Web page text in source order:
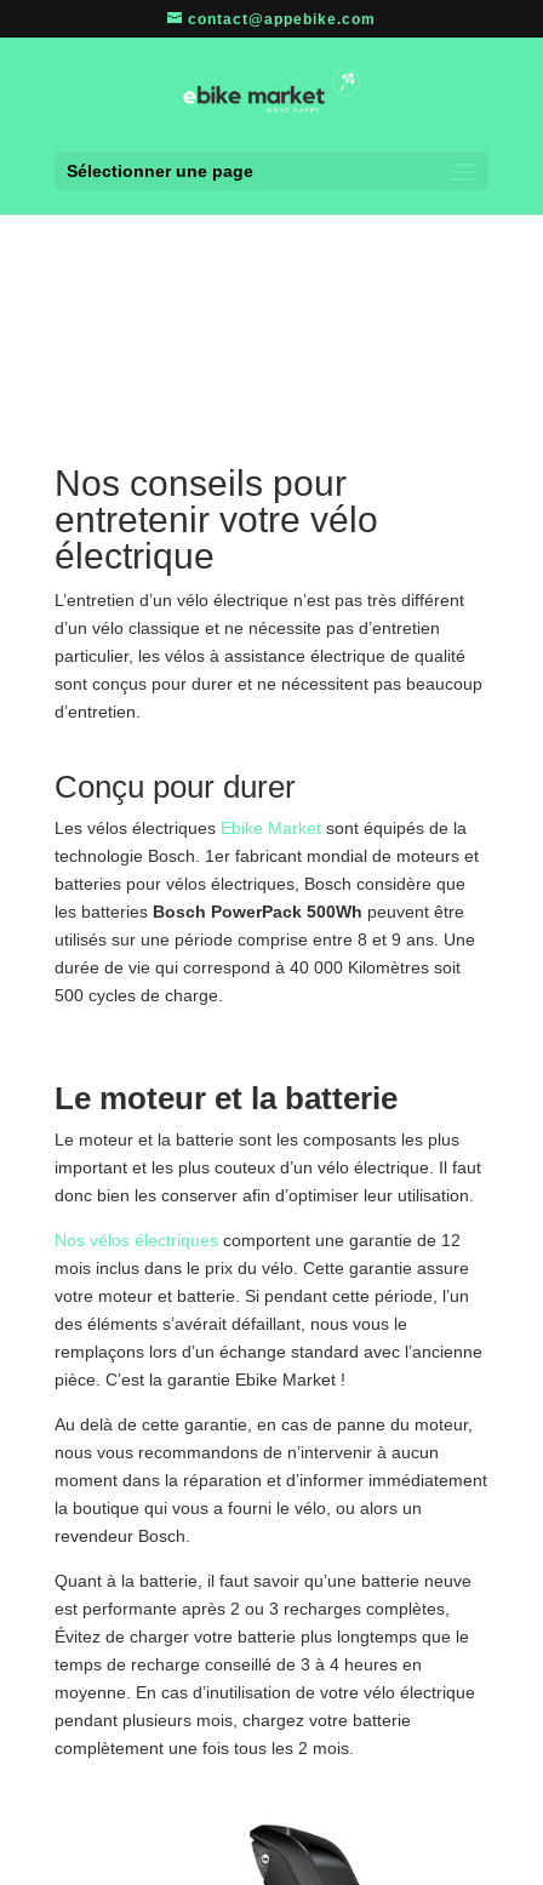
contact@appebike.com
Sélectionner une page
Nos conseils pour
entretenir votre vélo
électrique
L’entretien d’un vélo électrique n’est pas très différent
d’un vélo classique et ne nécessite pas d’entretien
particulier, les vélos à assistance électrique de qualité
sont conçus pour durer et ne nécessitent pas beaucoup
d’entretien.
Conçu pour durer
Les vélos électriques Ebike Marketsont équipés de la
technologie Bosch. 1er fabricant mondial de moteurs et
batteries pour vélos électriques, Bosch considère que
les batteries Bosch PowerPack 500Wh peuvent être
utilisés sur une période comprise entre 8 et 9 ans. Une
durée de vie qui correspond à 40 000 Kilomètres soit
500 cycles de charge.
Le moteur et la batterie
Le moteur et la batterie sont les composants les plus
important et les plus couteux d’un vélo électrique. Il faut
donc bien les conserver afin d’optimiser leur utilisation.
Nos vélos électriquescomportent une garantie de 12
mois inclus dans le prix du vélo. Cette garantie assure
votre moteur et batterie. Si pendant cette période, l’un
des éléments s’avérait défaillant, nous vous le
remplaçons lors d’un échange standard avec l’ancienne
pièce. C’est la garantie Ebike Market !
Au delà de cette garantie, en cas de panne du moteur,
nous vous recommandons de n’intervenir à aucun
moment dans la réparation et d’informer immédiatement
la boutique qui vous a fourni le vélo, ou alors un
revendeur Bosch.
Quant à la batterie, il faut savoir qu’une batterie neuve
est performante après 2 ou 3 recharges complètes,
Évitez de charger votre batterie plus longtemps que le
temps de recharge conseillé de 3 à 4 heures en
moyenne. En cas d’inutilisation de votre vélo électrique
pendant plusieurs mois, chargez votre batterie
complètement une fois tous les 2 mois.